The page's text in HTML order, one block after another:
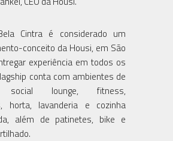
Cintra é considerado um
conceito da Housi, em São
experiência em todos os
conta com ambientes de
social lounge, fitness,
horta, lavanderia e cozinha
além de patinetes, bike e